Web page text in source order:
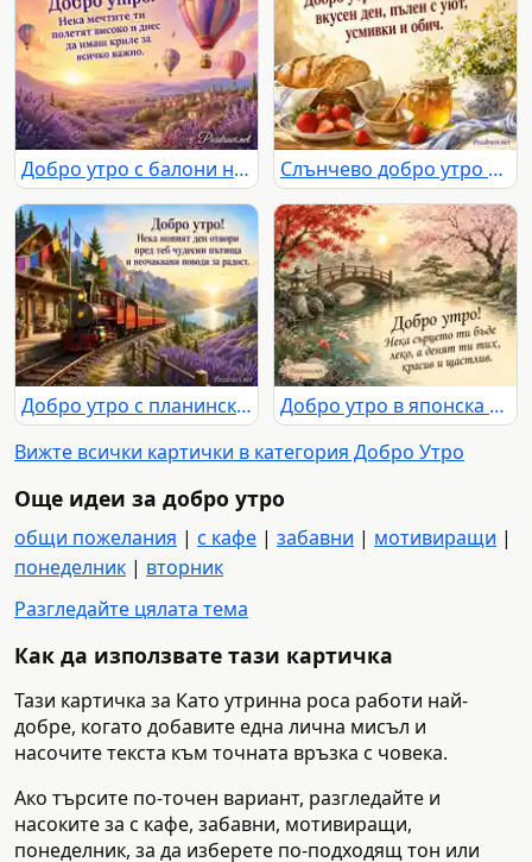
Добро утро с балони над лавандулова долина при златен изгрев Слънчево добро утро с хляб, ягоди, мед и маргаритки
Добро утро с планински влак, изгрев, езеро и лавандулови поля
Добро утро в японска градина с кои, мост и пожелание за красив ден
Вижте всички картички в категория Добро Утро
Още идеи за добро утро
общи пожелания | с кафе | забавни | мотивиращи |
понеделник | вторник
Разгледайте цялата тема
Как да използвате тази картичка
Тази картичка за Като утринна роса работи най-
добре, когато добавите една лична мисъл и
насочите текста към точната връзка с човека.
Ако търсите по-точен вариант, разгледайте и
насоките за с кафе, забавни, мотивиращи,
понеделник, за да изберете по-подходящ тон или